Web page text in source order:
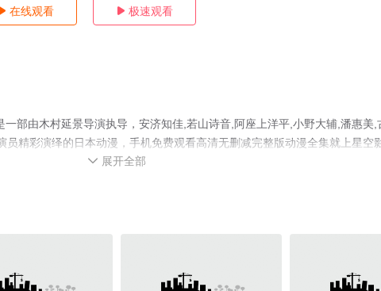
在线观看  极速观看
部由木村延景导演执导，安济知佳,若山诗音,阿座上洋平,小野大辅,潘惠美,
精彩演绎的日本动漫，手机免费观看高清无删减完整版动漫全集就上星空
 展开全部